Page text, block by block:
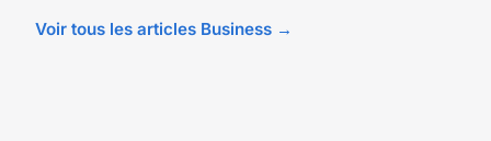
Voir tous les articles Business →